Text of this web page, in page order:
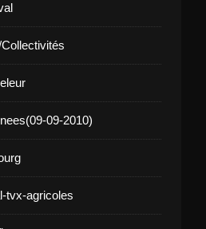
09-2010)
tvx-agricoles